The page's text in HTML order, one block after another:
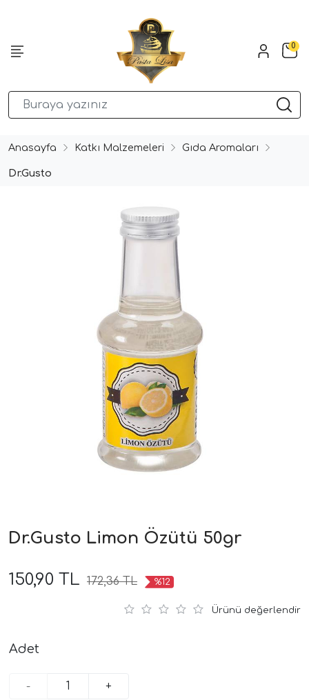
0
Anasayfa Katkı Malzemeleri Gıda Aromaları
Dr.Gusto
Dr.Gusto Limon Özütü 50gr
150,90 TL 172,36 TL %12
Ürünü değerlendir
Adet
- +